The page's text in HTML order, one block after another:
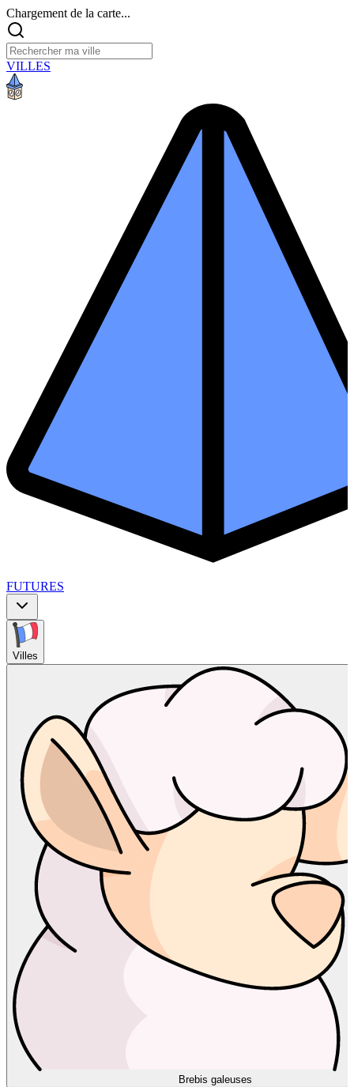
Chargement de la carte...
VILLES
FUTURES
Villes
Brebis galeuses